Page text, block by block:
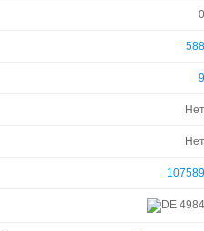
0
588
9
Нет
Нет
107589
4984